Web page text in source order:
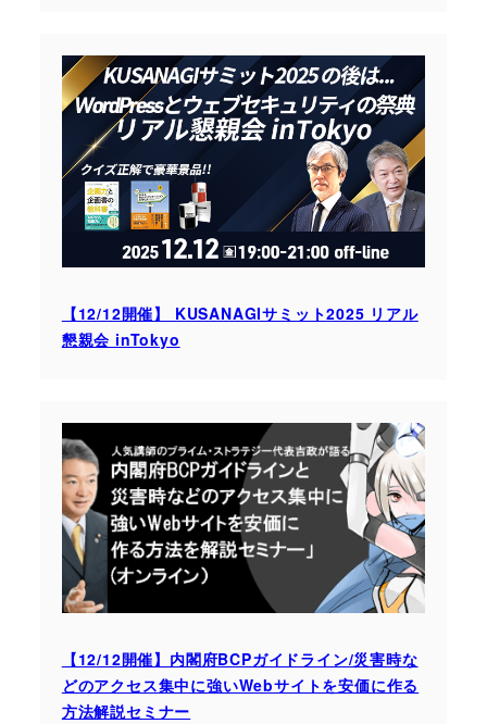
【12/12開催】 KUSANAGIサミット2025 リアル
懇親会 inTokyo
【12/12開催】内閣府BCPガイドライン/災害時な
どのアクセス集中に強いWebサイトを安価に作る
方法解説セミナー